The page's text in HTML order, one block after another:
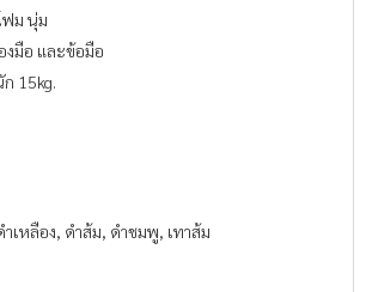
ม นุ่ม
งมือ และข้อมือ
15kg.
ำเหลือง, ดำส้ม, ดำชมพู, เทาส้ม